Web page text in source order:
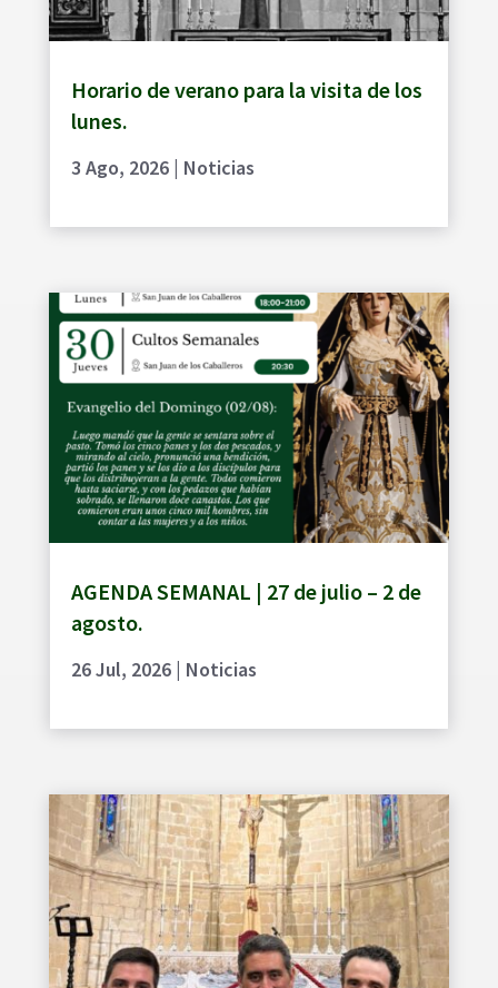
Horario de verano para la visita de los
lunes.
3 Ago, 2026| Noticias
AGENDA SEMANAL | 27 de julio – 2 de
agosto.
26 Jul, 2026| Noticias